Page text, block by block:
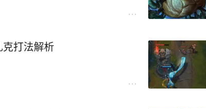
打法解析